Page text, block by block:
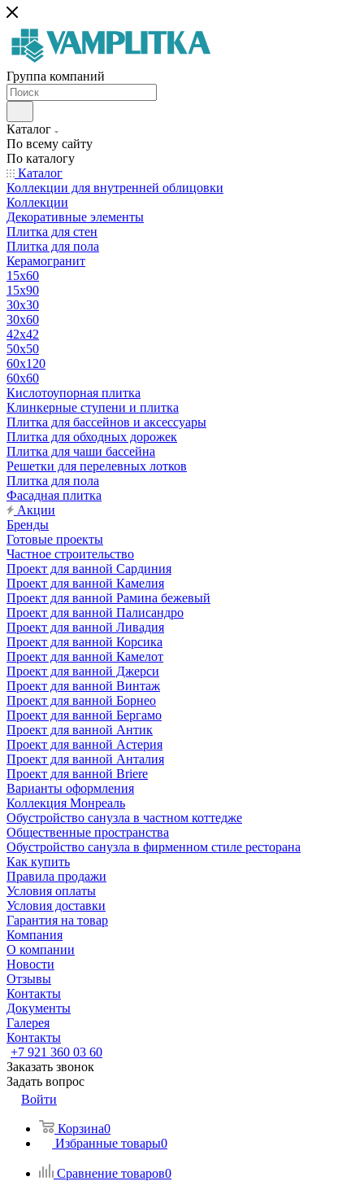
Группа компаний
Каталог
По всему сайту
По каталогу
Каталог
Коллекции для внутренней облицовки
Коллекции
Декоративные элементы
Плитка для стен
Плитка для пола
Керамогранит
15х60
15x90
30х30
30х60
42х42
50х50
60х120
60х60
Кислотоупорная плитка
Клинкерные ступени и плитка
Плитка для бассейнов и аксессуары
Плитка для обходных дорожек
Плитка для чаши бассейна
Решетки для перелевных лотков
Плитка для пола
Фасадная плитка
Акции
Бренды
Готовые проекты
Частное строительство
Проект для ванной Сардиния
Проект для ванной Камелия
Проект для ванной Рамина бежевый
Проект для ванной Палисандро
Проект для ванной Ливадия
Проект для ванной Корсика
Проект для ванной Камелот
Проект для ванной Джерси
Проект для ванной Винтаж
Проект для ванной Борнео
Проект для ванной Бергамо
Проект для ванной Антик
Проект для ванной Астерия
Проект для ванной Анталия
Проект для ванной Briere
Варианты оформления
Коллекция Монреаль
Обустройство санузла в частном коттедже
Общественные пространства
Обустройство санузла в фирменном стиле ресторана
Как купить
Правила продажи
Условия оплаты
Условия доставки
Гарантия на товар
Компания
О компании
Новости
Отзывы
Контакты
Документы
Галерея
Контакты
+7 921 360 03 60
Заказать звонок
Задать вопрос
Войти
Корзина0
Избранные товары0
Сравнение товаров0